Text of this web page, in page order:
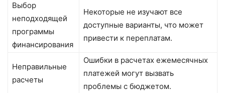
Выбор
неподходящей
программы
финансирования
Некоторые не изучают все
доступные варианты, что может
привести к переплатам.
Неправильные
расчеты
Ошибки в расчетах ежемесячных
платежей могут вызвать
проблемы с бюджетом.